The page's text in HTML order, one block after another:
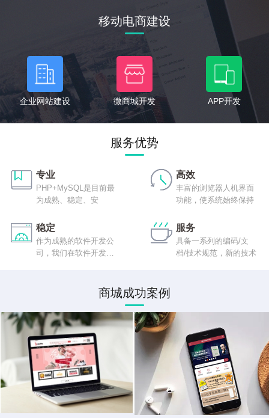
移动电商建设
企业网站建设 微商城开发 APP开发
服务优势
专业
PHP+MySQL是目前最
为成熟、稳定、安
高效
丰富的浏览器人机界面
功能，使系统始终保持
稳定
作为成熟的软件开发公
司，我们在软件开发程
服务
具备一系列的编码/文
档/技术规范，新的技术
商城成功案例